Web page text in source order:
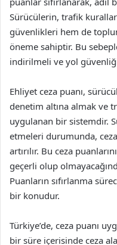
Sürücülerin, trafik
güvenlikleri hem de
öneme sahiptir. Bu
indirilmeli ve yol
Ehliyet ceza puanı,
denetim altına almak ve
uygulanan bir sistemdir.
etmeleri durumunda,
artırılır. Bu ceza
geçerli olup
Puanların sıfırlanma
bir konudur.
Türkiye’de, ceza puanı
bir süre içerisinde ceza